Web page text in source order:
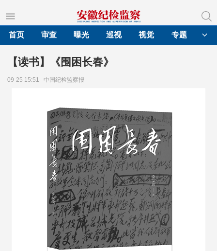
首页
审查 曝光 巡视 视觉 专题
​【读书】《围困长春》
09-25 15:51 中国纪检监察报